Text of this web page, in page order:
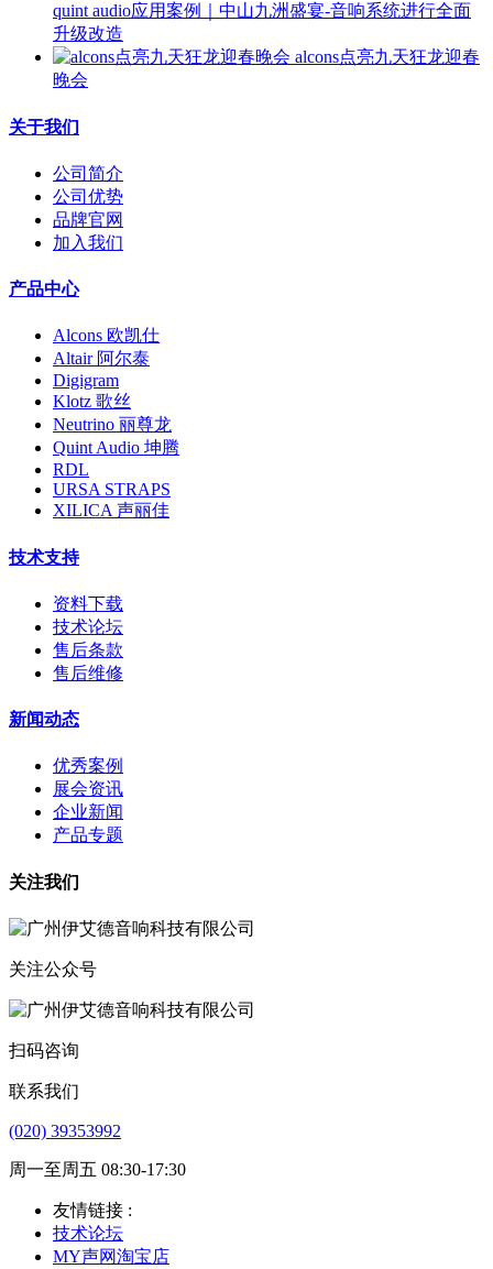
quint audio应用案例｜中山九洲盛宴-音响系统进行全面
升级改造
alcons点亮九天狂龙迎春
晚会
关于我们
公司简介
公司优势
品牌官网
加入我们
产品中心
Alcons 欧凯仕
Altair 阿尔泰
Digigram
Klotz 歌丝
Neutrino 丽尊龙
Quint Audio 坤腾
RDL
URSA STRAPS
XILICA 声丽佳
技术支持
资料下载
技术论坛
售后条款
售后维修
新闻动态
优秀案例
展会资讯
企业新闻
产品专题
关注我们
关注公众号
扫码咨询
联系我们
(020) 39353992
周一至周五 08:30-17:30
友情链接 :
技术论坛
MY声网淘宝店